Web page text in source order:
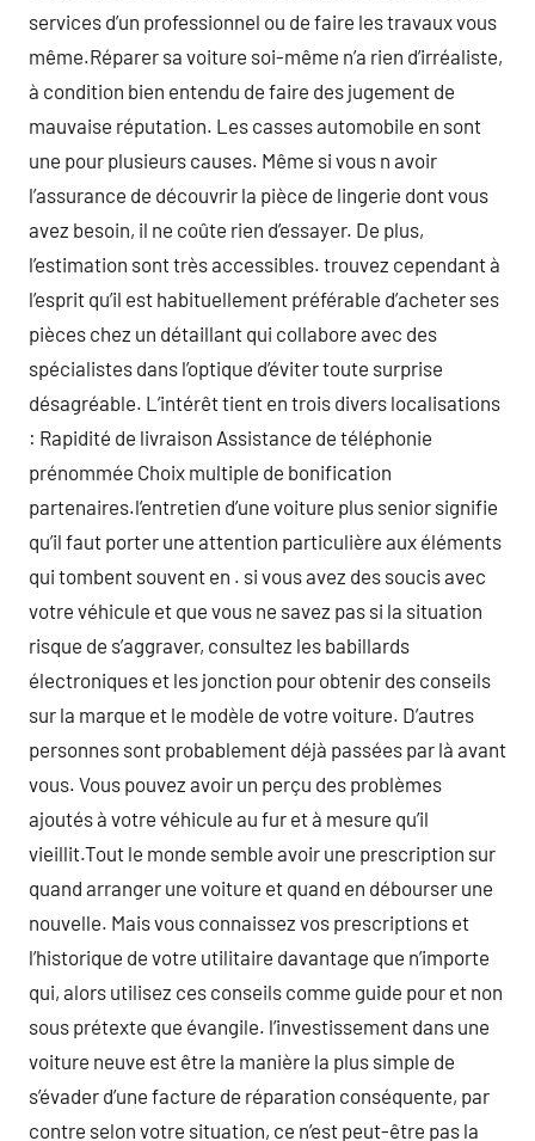
services d’un professionnel ou de faire les travaux vous
même.Réparer sa voiture soi-même n’a rien d’irréaliste,
à condition bien entendu de faire des jugement de
mauvaise réputation. Les casses automobile en sont
une pour plusieurs causes. Même si vous n avoir
l’assurance de découvrir la pièce de lingerie dont vous
avez besoin, il ne coûte rien d’essayer. De plus,
l’estimation sont très accessibles. trouvez cependant à
l’esprit qu’il est habituellement préférable d’acheter ses
pièces chez un détaillant qui collabore avec des
spécialistes dans l’optique d’éviter toute surprise
désagréable. L’intérêt tient en trois divers localisations
: Rapidité de livraison Assistance de téléphonie
prénommée Choix multiple de bonification
partenaires.l’entretien d’une voiture plus senior signifie
qu’il faut porter une attention particulière aux éléments
qui tombent souvent en . si vous avez des soucis avec
votre véhicule et que vous ne savez pas si la situation
risque de s’aggraver, consultez les babillards
électroniques et les jonction pour obtenir des conseils
sur la marque et le modèle de votre voiture. D’autres
personnes sont probablement déjà passées par là avant
vous. Vous pouvez avoir un perçu des problèmes
ajoutés à votre véhicule au fur et à mesure qu’il
vieillit.Tout le monde semble avoir une prescription sur
quand arranger une voiture et quand en débourser une
nouvelle. Mais vous connaissez vos prescriptions et
l’historique de votre utilitaire davantage que n’importe
qui, alors utilisez ces conseils comme guide pour et non
sous prétexte que évangile. l’investissement dans une
voiture neuve est être la manière la plus simple de
s’évader d’une facture de réparation conséquente, par
contre selon votre situation, ce n’est peut-être pas la